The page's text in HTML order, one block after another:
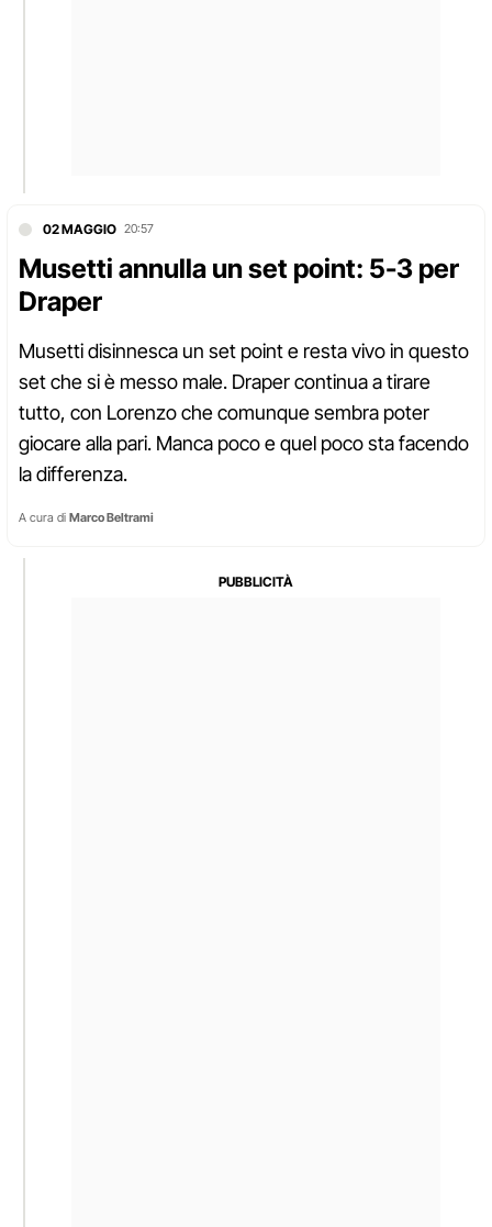
02 MAGGIO 20:57
Musetti annulla un set point: 5-3 per
Draper
Musetti disinnesca un set point e resta vivo in questo
set che si è messo male. Draper continua a tirare
tutto, con Lorenzo che comunque sembra poter
giocare alla pari. Manca poco e quel poco sta facendo
la differenza.
A cura di Marco Beltrami